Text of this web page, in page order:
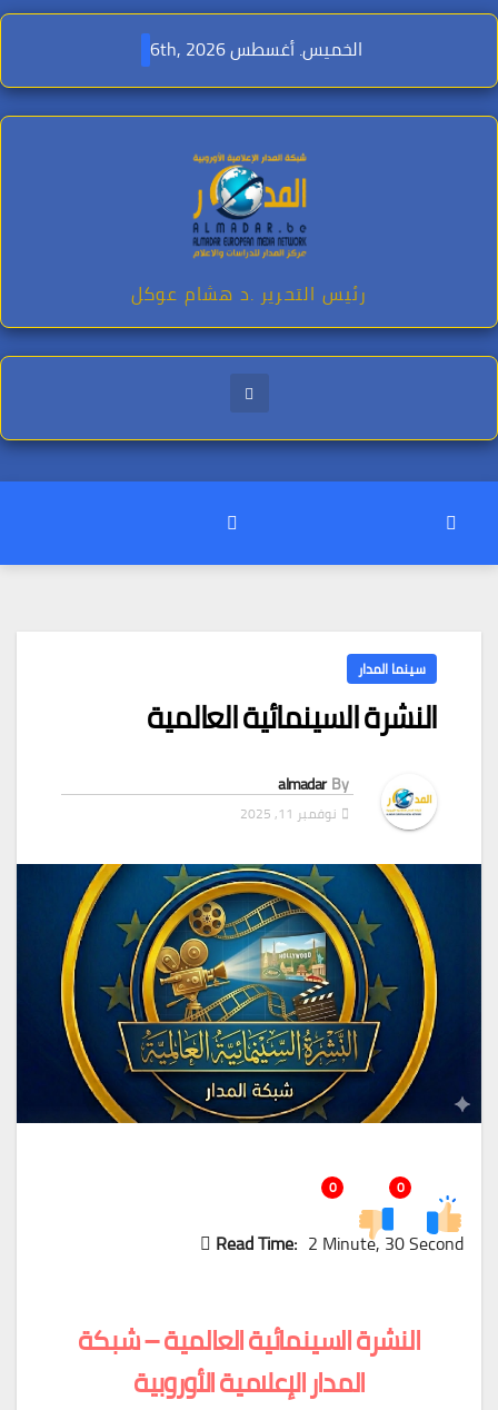
Skip
content
الخميس. أغسطس 6th, 2026
رئيس التحرير .د هشام عوكل
سينما المدار
النشرة السينمائية العالمية
By
almadar
نوفمبر 11, 2025
0
0
Read Time: 2 Minute, 30 Second
النشرة السينمائية العالمية – شبكة
المدار الإعلامية الأوروبية